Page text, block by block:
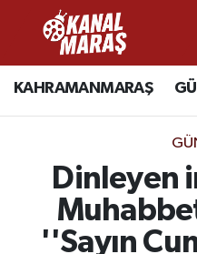
KAHRAMANMARAŞ
Dinleyen
''Sayın
CANLI YAYIN
KAHRAMANMARAŞ
GÜNCEL
SPOR
Kahramanmaraş
Kahramanmaraş
Kahramanmaraş
Kahramanmaraş